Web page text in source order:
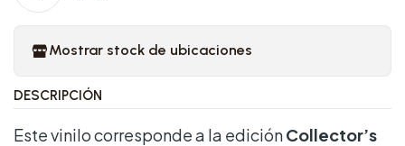
Mostrar stock de ubicaciones
DESCRIPCIÓN
Este vinilo corresponde a la ediciónCollector’s